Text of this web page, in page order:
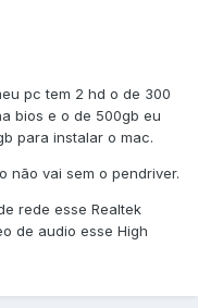
pc tem 2 hd o de 300
bios e o de 500gb eu
para instalar o mac.
não vai sem o pendriver.
rede esse Realtek
de audio esse High